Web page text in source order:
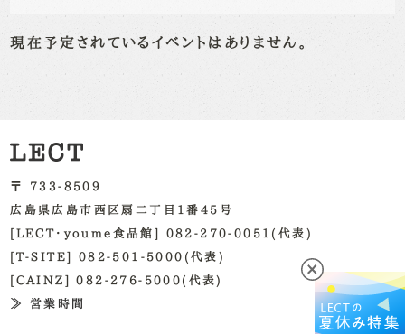
現在予定されているイベントはありません。
〒 733-8509
広島県広島市西区扇二丁目1番45号
[LECT・youme食品館] 082-270-0051(代表)
[T-SITE] 082-501-5000(代表)
[CAINZ] 082-276-5000(代表)
≫ 営業時間